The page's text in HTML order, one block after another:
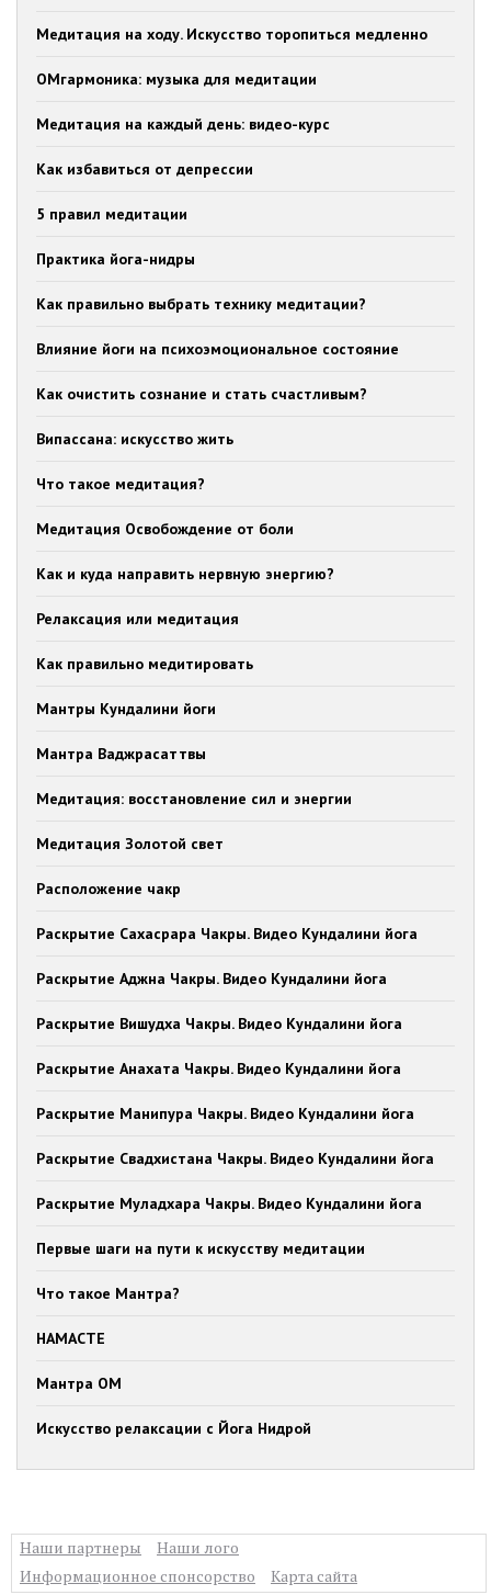
Медитация на ходу. Искусство торопиться медленно
ОМгармоника: музыка для медитации
Медитация на каждый день: видео-курс
Как избавиться от депрессии
5 правил медитации
Практика йога-нидры
Как правильно выбрать технику медитации?
Влияние йоги на психоэмоциональное состояние
Как очистить сознание и стать счастливым?
Випассана: искусство жить
Что такое медитация?
Медитация Освобождение от боли
Как и куда направить нервную энергию?
Релаксация или медитация
Как правильно медитировать
Мантры Кундалини йоги
Мантра Ваджрасаттвы
Медитация: восстановление сил и энергии
Медитация Золотой свет
Расположение чакр
Раскрытие Сахасрара Чакры. Видео Кундалини йога
Раскрытие Аджна Чакры. Видео Кундалини йога
Раскрытие Вишудха Чакры. Видео Кундалини йога
Раскрытие Анахата Чакры. Видео Кундалини йога
Раскрытие Манипура Чакры. Видео Кундалини йога
Раскрытие Свадхистана Чакры. Видео Кундалини йога
Раскрытие Муладхара Чакры. Видео Кундалини йога
Первые шаги на пути к искусству медитации
Что такое Мантра?
НАМАСТЕ
Мантра ОМ
Искусство релаксации с Йога Нидрой
Наши партнеры
Наши лого
Информационное спонсорство
Карта сайта